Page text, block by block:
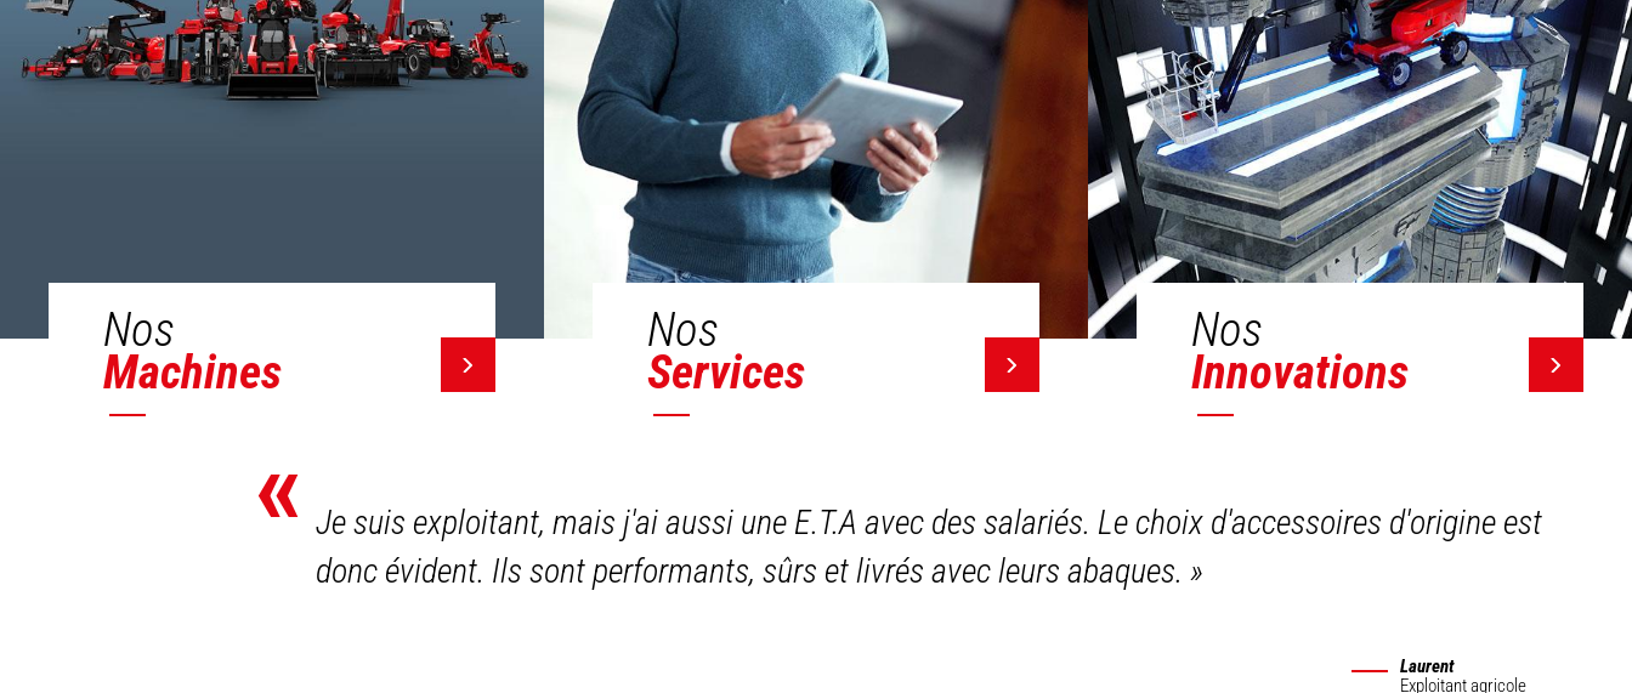
Nos
Machines
Nos
Services
Nos
Innovations
« Je suis exploitant, mais j'ai aussi une E.T.A avec des salariés. Le choix d'accessoires d'origine est
donc évident. Ils sont performants, sûrs et livrés avec leurs abaques.»
Laurent
Exploitant agricole